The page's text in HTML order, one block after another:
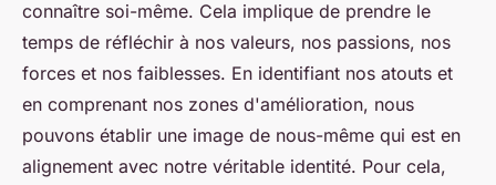
connaître soi-même. Cela implique de prendre le
temps de réfléchir à nos valeurs, nos passions, nos
forces et nos faiblesses. En identifiant nos atouts et
en comprenant nos zones d'amélioration, nous
pouvons établir une image de nous-même qui est en
alignement avec notre véritable identité. Pour cela,